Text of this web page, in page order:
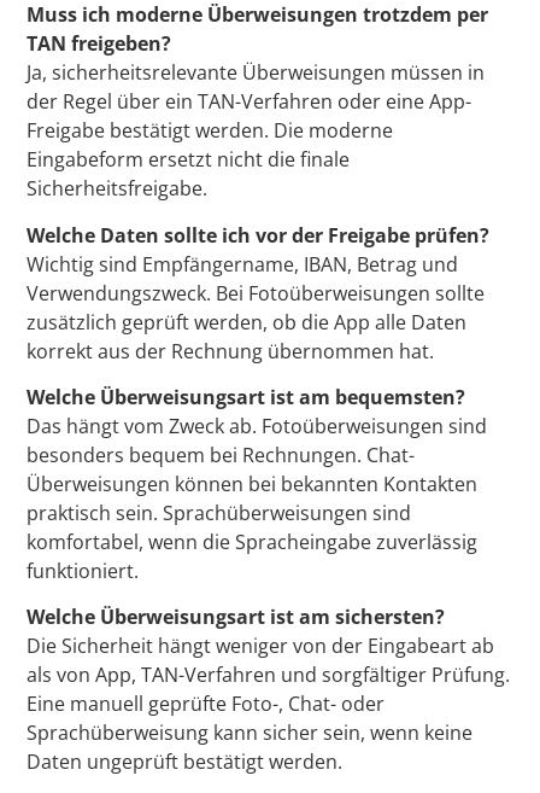
Muss ich moderne Überweisungen trotzdem per
TAN freigeben?
Ja, sicherheitsrelevante Überweisungen müssen in
der Regel über ein TAN-Verfahren oder eine App-
Freigabe bestätigt werden. Die moderne
Eingabeform ersetzt nicht die finale
Sicherheitsfreigabe.
Welche Daten sollte ich vor der Freigabe prüfen?
Wichtig sind Empfängername, IBAN, Betrag und
Verwendungszweck. Bei Fotoüberweisungen sollte
zusätzlich geprüft werden, ob die App alle Daten
korrekt aus der Rechnung übernommen hat.
Welche Überweisungsart ist am bequemsten?
Das hängt vom Zweck ab. Fotoüberweisungen sind
besonders bequem bei Rechnungen. Chat-
Überweisungen können bei bekannten Kontakten
praktisch sein. Sprachüberweisungen sind
komfortabel, wenn die Spracheingabe zuverlässig
funktioniert.
Welche Überweisungsart ist am sichersten?
Die Sicherheit hängt weniger von der Eingabeart ab
als von App, TAN-Verfahren und sorgfältiger Prüfung.
Eine manuell geprüfte Foto-, Chat- oder
Sprachüberweisung kann sicher sein, wenn keine
Daten ungeprüft bestätigt werden.